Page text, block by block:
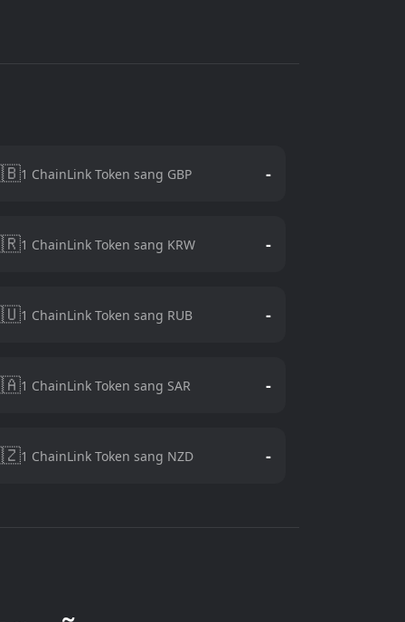
1 ChainLink Token sang GBP -
1 ChainLink Token sang KRW -
1 ChainLink Token sang RUB -
1 ChainLink Token sang SAR -
1 ChainLink Token sang NZD -